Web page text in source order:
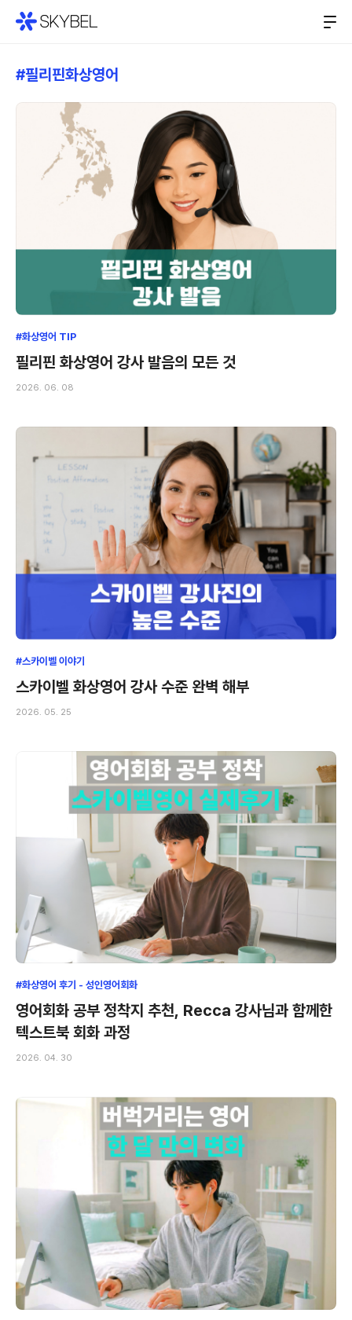
#필리핀화상영어
#화상영어 TIP
필리핀 화상영어 강사 발음의 모든 것
2026. 06. 08
#스카이벨 이야기
스카이벨 화상영어 강사 수준 완벽 해부
2026. 05. 25
#화상영어 후기 - 성인영어회화
영어회화 공부 정착지 추천, Recca 강사님과 함께한
텍스트북 회화 과정
2026. 04. 30